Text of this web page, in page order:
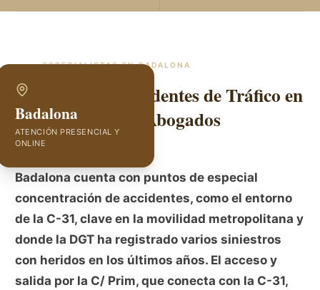
ESPECIALISTAS ENBADALONA
Abogados de Accidentes de Tráfico en
Badalona | GVC Abogados
Badalona
ATENCIÓN PRESENCIAL Y
ONLINE
Badalona cuenta con puntos de especial
concentración de accidentes, como el entorno
de la C-31, clave en la movilidad metropolitana y
donde la DGT ha registrado varios siniestros
con heridos en los últimos años. El acceso y
salida por la C/ Prim, que conecta con la C-31,